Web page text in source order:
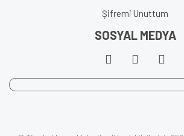
Şifremi Unuttum
SOSYAL MEDYA